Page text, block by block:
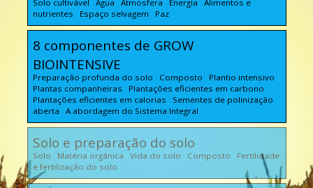
Solo cultivável Água Atmosfera Energia Alimentos e
nutrientes Espaço selvagem Paz
8 componentes de GROW
BIOINTENSIVE
Preparação profunda do solo Composto Plantio intensivo
Plantas companheiras Plantações eficientes em carbono
Plantações eficientes em calorias Sementes de polinização
aberta A abordagem do Sistema Integral
Solo e preparação do solo
Solo Matéria orgânica Vida do solo Composto Fertilidade
e fertilização do solo